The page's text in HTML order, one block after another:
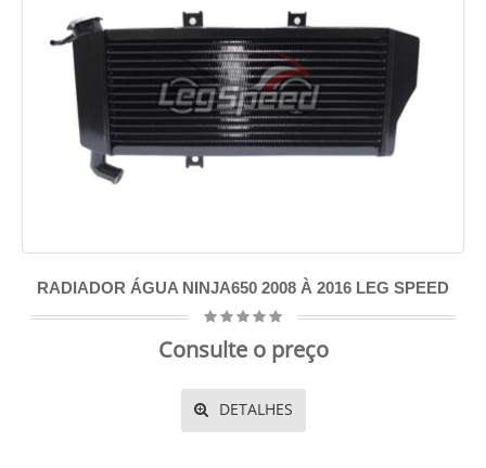
RADIADOR ÁGUA NINJA650 2008 À 2016 LEG SPEED
Consulte o preço
DETALHES